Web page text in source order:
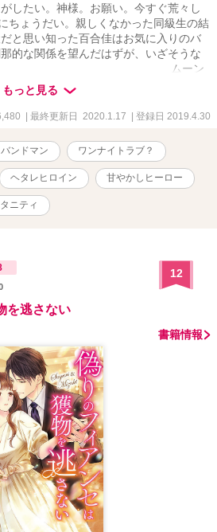
したい。神様。お願い。今すぐ荒々し
ちょうだい。親しくなかった同級生の結
と思い知った百合佳はお気に入りのバ
的な関係を望んだはずが、いざそうな
……。 ムーン
ていました。元々は10年くらい前に書
もっと見る
| 最終更新日 2020.1.17 | 登録日 2019.4.30
バンドマン ワンナイトラブ？
ヘタレヒロイン 甘やかしヒーロー
ニティ
12
を逃さない
書籍情報